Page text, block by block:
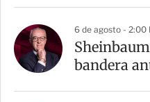
6 de agosto - 2:00
bandera